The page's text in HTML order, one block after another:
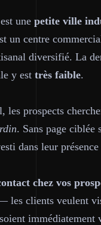
est une petite ville
un centre
diversifié. La
y est très faible.
prospects
. Sans page ciblée
dans leur
chez vos
les clients veulent
immédiatement